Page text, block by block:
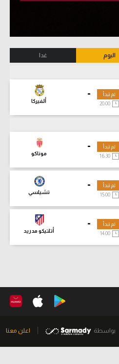
اليوم غدا
-
ألفيركا
لم تبدأ
-
موناكو
لم تبدأ
-
تشيلسي
لم تبدأ
15:00
-
أتلتيكو مدريد
لم تبدأ
14:00
بواسطة اعلن معنا